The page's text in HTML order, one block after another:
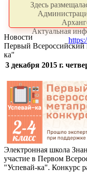
Здесь
Актуальная
Новости
Первый Всероссийский
ка"
3 декабря 2015 г.
Электронная школа
участие в Первом
"Успевай-ка". Конкурс